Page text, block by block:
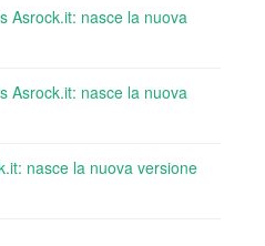
Asrock.it: nasce la nuova
Asrock.it: nasce la nuova
nasce la nuova versione